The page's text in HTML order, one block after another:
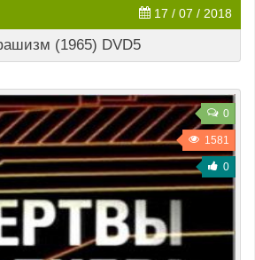
17 / 07 / 2018
(1965) DVD5
0
1581
0